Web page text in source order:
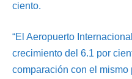
ciento.
“El Aeropuerto
crecimiento del 6.1 por
comparación con el mismo